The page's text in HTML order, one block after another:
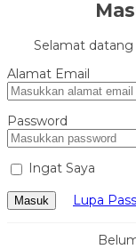
Selamat datang
Alamat Email
Password
Ingat Saya
Masuk Lupa